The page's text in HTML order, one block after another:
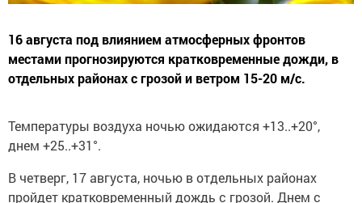
16 августа под влиянием атмосферных фронтов
местами прогнозируются кратковременные дожди, в
отдельных районах с грозой и ветром 15-20 м/с.
Температуры воздуха ночью ожидаются +13..+20°,
днем +25..+31°.
В четверг, 17 августа, ночью в отдельных районах
пройдет кратковременный дождь с грозой. Днем с